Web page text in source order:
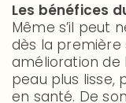
Les bénéfices
Même s’il peut
dès la première
amélioration de
peau plus lisse,
en santé. De